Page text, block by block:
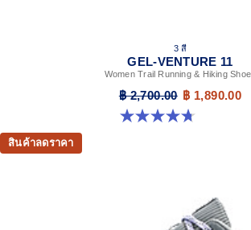
3 สี
GEL-VENTURE 11
Women Trail Running & Hiking
฿ 2,700.00 ฿ 1,890.00
4.7 จาก 5 ดาว 47 รีวิว
สินค้าลดราคา